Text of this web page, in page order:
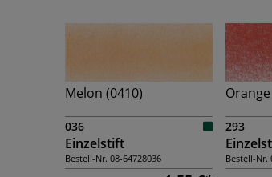
Melon (0410)
036
Einzelstift
Bestell-Nr. 08-64728036
293
Bestell-Nr.